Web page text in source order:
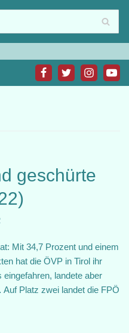
geschürte
Mit 34,7 Prozent und einem
hat die ÖVP in Tirol ihr
landete aber
Platz zwei landet die FPÖ